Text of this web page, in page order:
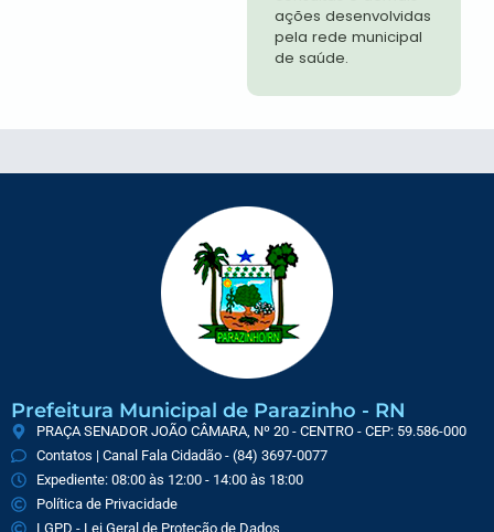
ações desenvolvidas
pela rede municipal
de saúde.
Prefeitura Municipal de Parazinho - RN
PRAÇA SENADOR JOÃO CÂMARA, Nº 20 - CENTRO - CEP: 59.586-000
Contatos | Canal Fala Cidadão - (84) 3697-0077
Expediente: 08:00 às 12:00 - 14:00 às 18:00
Política de Privacidade
LGPD - Lei Geral de Proteção de Dados